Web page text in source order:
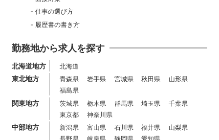
仕事の選び方
履歴書の書き方
勤務地から求人を探す
北海道地方 北海道
東北地方 青森県 岩手県 宮城県 秋田県
山形県
福島県
関東地方 茨城県 栃木県 群馬県 埼玉県
千葉県
東京都
神奈川県
中部地方 新潟県 富山県 石川県 福井県
山梨県